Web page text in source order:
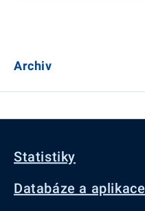
Archiv
Statistiky
Databáze a aplikace